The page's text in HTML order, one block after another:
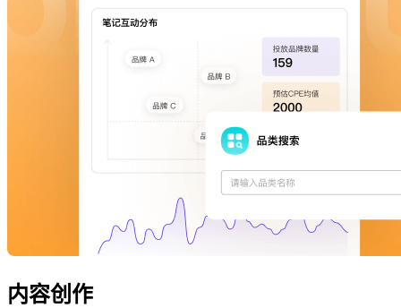
内容创作